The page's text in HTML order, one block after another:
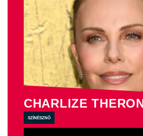
CHARLIZE
színésznő